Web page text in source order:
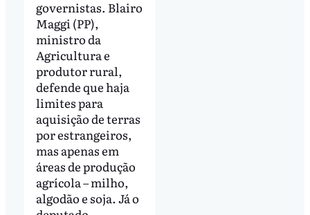
governistas. Blairo
Maggi (PP),
ministro da
Agricultura e
produtor rural,
defende que haja
limites para
aquisição de terras
por estrangeiros,
mas apenas em
áreas de produção
agrícola – milho,
algodão e soja. Já o